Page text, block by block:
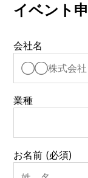
イベント
会社名
業種
お名前 (必須)